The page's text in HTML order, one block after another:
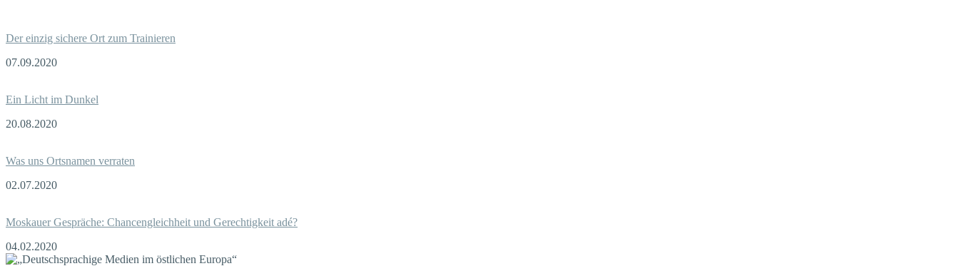
Der einzig sichere Ort zum Trainieren
07.09.2020
Ein Licht im Dunkel
20.08.2020
Was uns Ortsnamen verraten
02.07.2020
Moskauer Gespräche: Chancengleichheit und Gerechtigkeit adé?
04.02.2020